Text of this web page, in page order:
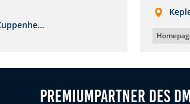
Premiumpartner des